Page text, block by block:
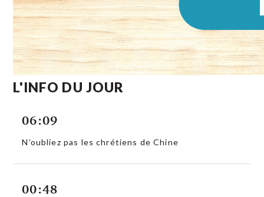
L'INFO DU JOUR
06:09
N’oubliez pas les chrétiens de Chine
00:48